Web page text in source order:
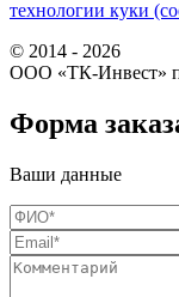
технологии куки
© 2014 - 2026
ООО «ТК-Инвест»
Форма
Ваши данные